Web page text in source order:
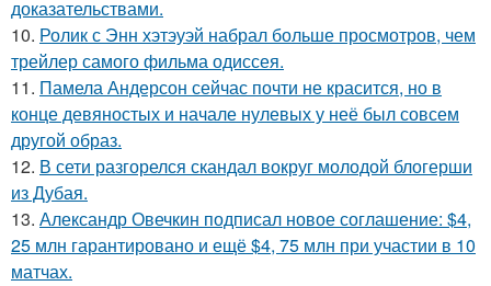
доказательствами.
10. Ролик с Энн хэтэуэй набрал больше просмотров, чем
трейлер самого фильма одиссея.
11. Памела Андерсон сейчас почти не красится, но в
конце девяностых и начале нулевых у неё был совсем
другой образ.
12. В сети разгорелся скандал вокруг молодой блогерши
из Дубая.
13. Александр Овечкин подписал новое соглашение: $4,
25 млн гарантировано и ещё $4, 75 млн при участии в 10
матчах.